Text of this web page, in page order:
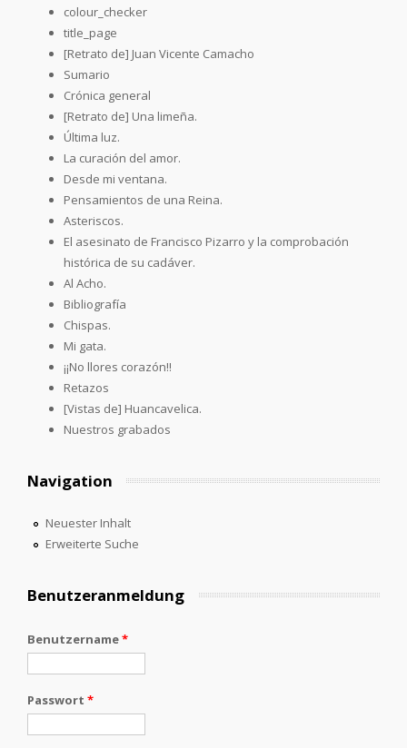
colour_checker
title_page
[Retrato de] Juan Vicente Camacho
Sumario
Crónica general
[Retrato de] Una limeña.
Última luz.
La curación del amor.
Desde mi ventana.
Pensamientos de una Reina.
Asteriscos.
El asesinato de Francisco Pizarro y la comprobación
histórica de su cadáver.
Al Acho.
Bibliografía
Chispas.
Mi gata.
¡¡No llores corazón!!
Retazos
[Vistas de] Huancavelica.
Nuestros grabados
Navigation
Neuester Inhalt
Erweiterte Suche
Benutzeranmeldung
Benutzername*
Passwort *